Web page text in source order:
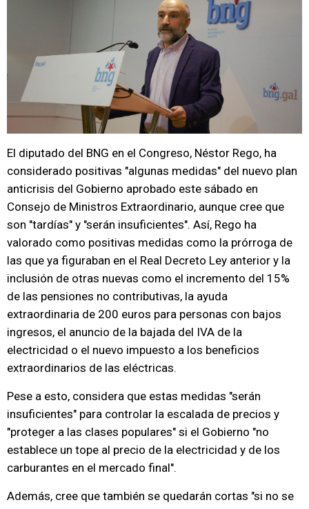
El diputado del BNG en el Congreso, Néstor Rego, ha
considerado positivas "algunas medidas" del nuevo plan
anticrisis del Gobierno aprobado este sábado en
Consejo de Ministros Extraordinario, aunque cree que
son "tardías" y "serán insuficientes". Así, Rego ha
valorado como positivas medidas como la prórroga de
las que ya figuraban en el Real Decreto Ley anterior y la
inclusión de otras nuevas como el incremento del 15%
de las pensiones no contributivas, la ayuda
extraordinaria de 200 euros para personas con bajos
ingresos, el anuncio de la bajada del IVA de la
electricidad o el nuevo impuesto a los beneficios
extraordinarios de las eléctricas.
Pese a esto, considera que estas medidas "serán
insuficientes" para controlar la escalada de precios y
"proteger a las clases populares" si el Gobierno "no
establece un tope al precio de la electricidad y de los
carburantes en el mercado final".
Además, cree que también se quedarán cortas "si no se